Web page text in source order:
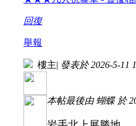
回復
舉報
樓主| 發表於 2026-5-11
本帖最後由 蝴蝶 於